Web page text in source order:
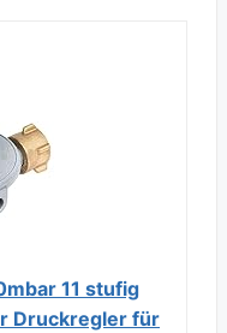
11 stufig
Druckregler für